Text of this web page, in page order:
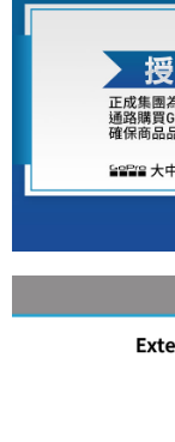
【「AFTEE先享後付
１．於結帳方式選擇
結帳頁面，進行簡訊
２．訂單成立數日內
３．收到繳費通知簡
ATM／網路銀行／等
※ 請注意：結帳手續
購買商品的店家。未
後付繳納相關費用。
※ 交易是否成功請以
是否繳費成功／繳費
客戶支援中心」
１．透過由恩沛科技
易，需依本服務之必
權轉讓予恩沛科技股
３．未成年的使用者
每筆NT$60，滿
萊爾富取貨付款
每筆NT$60，滿
7-11取貨付款
每筆NT$60，滿
每筆NT$75，滿
免運費